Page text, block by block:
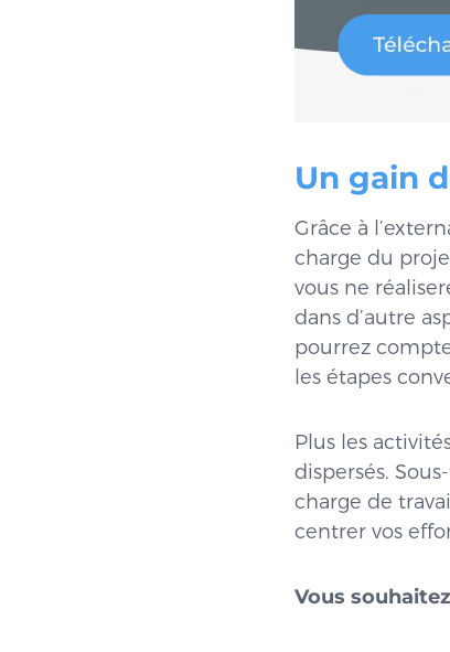
Un gain
Grâce à
charge du
vous ne
dans d’autre
pourrez
les étapes
Plus les
dispersés.
charge de
centrer vos
Vous